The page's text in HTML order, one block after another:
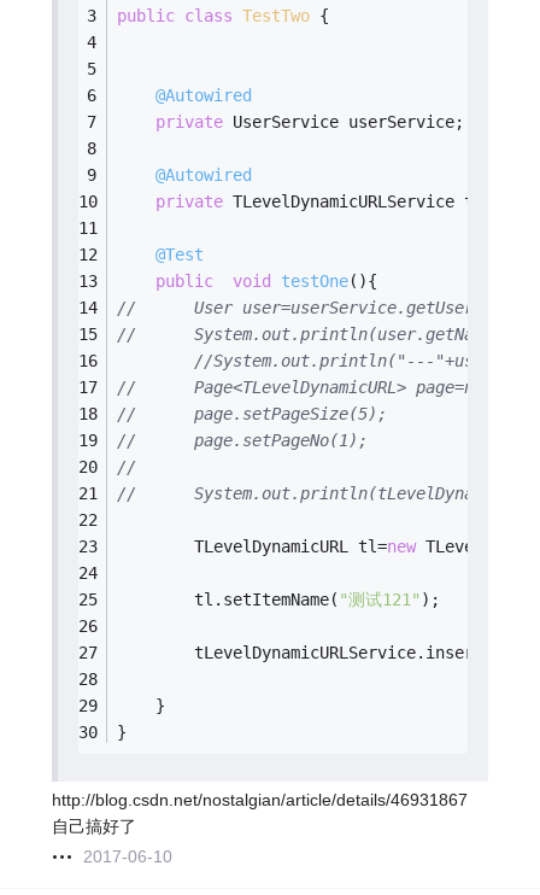
public class TestTwo {
@Autowired
private UserService userService;
@Autowired
private TLevelDynamicURLService
@Test
public
void testOne(){
//		User
//
//System.out.println("---
//		Page<TLevelDynamicURL> page=new
//		page.setPageSize(5);
//		page.setPageNo(1);
//
//
		TLevelDynamicURL tl=
new
		tl.setItemName(
"测试121" );
	}
}
http://blog.csdn.net/nostalgian/article/details/46931867
自己搞好了
2017-06-10